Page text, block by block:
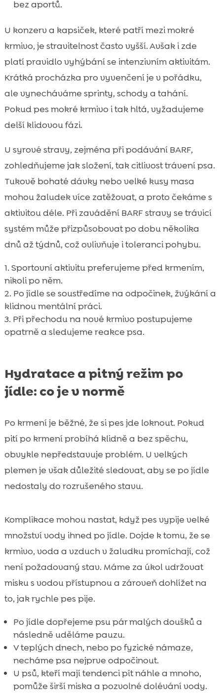
bez aportů.
U konzerv a kapsiček, které patří mezi mokré
krmivo, je stravitelnost často vyšší. Avšak i zde
platí pravidlo vyhýbání se intenzivním aktivitám.
Krátká procházka pro vyvenčení je v pořádku,
ale vynecháváme sprinty, schody a tahání.
Pokud pes mokré krmivo i tak hltá, vyžadujeme
delší klidovou fázi.
U syrové stravy, zejména při podávání BARF,
zohledňujeme jak složení, tak citlivost trávení psa.
Tukově bohaté dávky nebo velké kusy masa
mohou žaludek více zatěžovat, a proto čekáme s
aktivitou déle. Při zavádění BARF stravy se trávicí
systém může přizpůsobovat po dobu několika
dnů až týdnů, což ovlivňuje i toleranci pohybu.
Sportovní aktivitu preferujeme před krmením,
nikoli po něm.
Po jídle se soustředíme na odpočinek, žvýkání a
klidnou mentální práci.
Při přechodu na nové krmivo postupujeme
opatrně a sledujeme reakce psa.
Hydratace a pitný režim po
jídle: co je v normě
Po krmení je běžné, že si pes jde loknout. Pokud
pití po krmení probíhá klidně a bez spěchu,
obvykle nepředstavuje problém. U velkých
plemen je však důležité sledovat, aby se po jídle
nedostaly do rozrušeného stavu.
Komplikace mohou nastat, když pes vypije velké
množství vody ihned po jídle. Dojde k tomu, že se
krmivo, voda a vzduch v žaludku promíchají, což
není požadovaný stav. Máme za úkol udržovat
misku s vodou přístupnou a zároveň dohlížet na
to, jak rychle pes pije.
Po jídle dopřejeme psu pár malých doušků a
následně uděláme pauzu.
V teplých dnech, nebo po fyzické námaze,
necháme psa nejprve odpočinout.
U psů, kteří mají tendenci pít náhle a mnoho,
pomůže širší miska a pozvolné dolévání vody.